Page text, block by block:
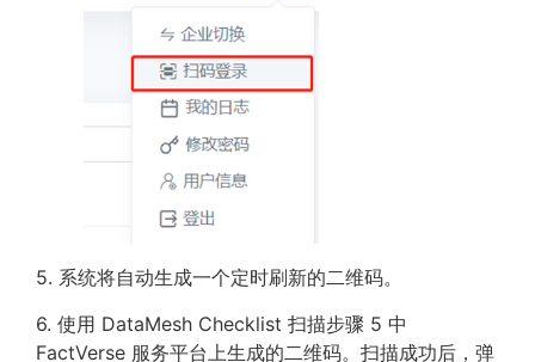
5. 系统将自动生成一个定时刷新的二维码。
6. 使用 DataMesh Checklist 扫描步骤 5 中
FactVerse 服务平台上生成的二维码。扫描成功后，弹